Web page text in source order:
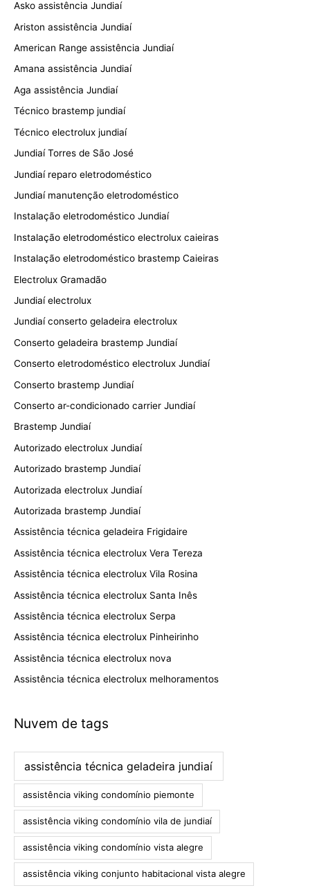
Asko assistência Jundiaí
Ariston assistência Jundiaí
American Range assistência Jundiaí
Amana assistência Jundiaí
Aga assistência Jundiaí
Técnico brastemp jundiaí
Técnico electrolux jundiaí
Jundiaí Torres de São José
Jundiaí reparo eletrodoméstico
Jundiaí manutenção eletrodoméstico
Instalação eletrodoméstico Jundiaí
Instalação eletrodoméstico electrolux caieiras
Instalação eletrodoméstico brastemp Caieiras
Electrolux Gramadão
Jundiaí electrolux
Jundiaí conserto geladeira electrolux
Conserto geladeira brastemp Jundiaí
Conserto eletrodoméstico electrolux Jundiaí
Conserto brastemp Jundiaí
Conserto ar-condicionado carrier Jundiaí
Brastemp Jundiaí
Autorizado electrolux Jundiaí
Autorizado brastemp Jundiaí
Autorizada electrolux Jundiaí
Autorizada brastemp Jundiaí
Assistência técnica geladeira Frigidaire
Assistência técnica electrolux Vera Tereza
Assistência técnica electrolux Vila Rosina
Assistência técnica electrolux Santa Inês
Assistência técnica electrolux Serpa
Assistência técnica electrolux Pinheirinho
Assistência técnica electrolux nova
Assistência técnica electrolux melhoramentos
Nuvem de tags
assistência técnica geladeira jundiaí
assistência viking condomínio piemonte
assistência viking condomínio vila de jundiaí
assistência viking condomínio vista alegre
assistência viking conjunto habitacional vista alegre